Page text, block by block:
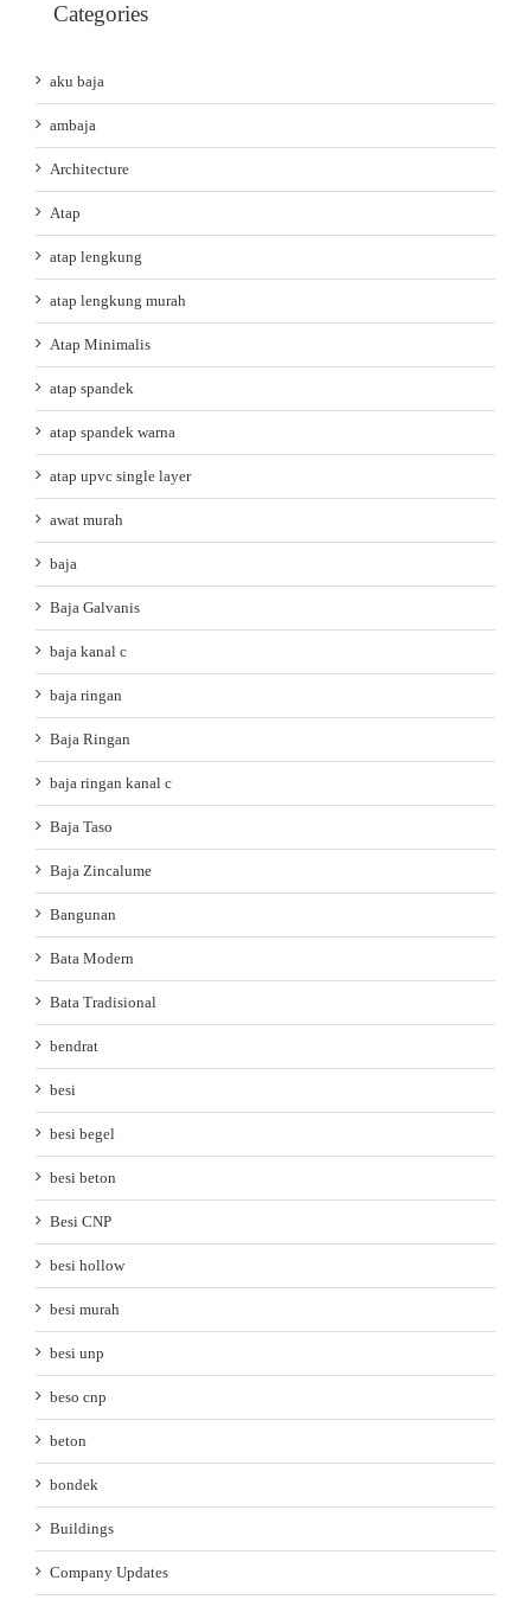
Categories
aku baja
ambaja
Architecture
Atap
atap lengkung
atap lengkung murah
Atap Minimalis
atap spandek
atap spandek warna
atap upvc single layer
awat murah
baja
Baja Galvanis
baja kanal c
baja ringan
Baja Ringan
baja ringan kanal c
Baja Taso
Baja Zincalume
Bangunan
Bata Modern
Bata Tradisional
bendrat
besi
besi begel
besi beton
Besi CNP
besi hollow
besi murah
besi unp
beso cnp
beton
bondek
Buildings
Company Updates